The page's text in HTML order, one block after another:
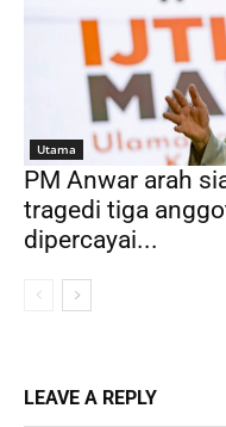
Utama
PM Anwar arah
tragedi tiga
dipercayai...
LEAVE A REPLY